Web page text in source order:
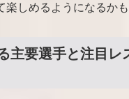
楽しめるようになるかも
主要選手と注目レ